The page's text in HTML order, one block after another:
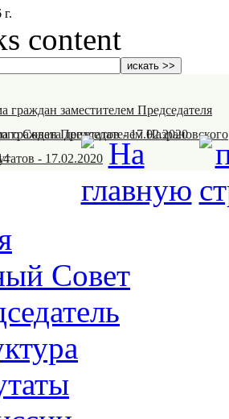
г.
content
граждан заместителем Председателя
Совета депутатов-17.02.2020
граждан Председателем Назрановского
- 17.02.2020
Совет